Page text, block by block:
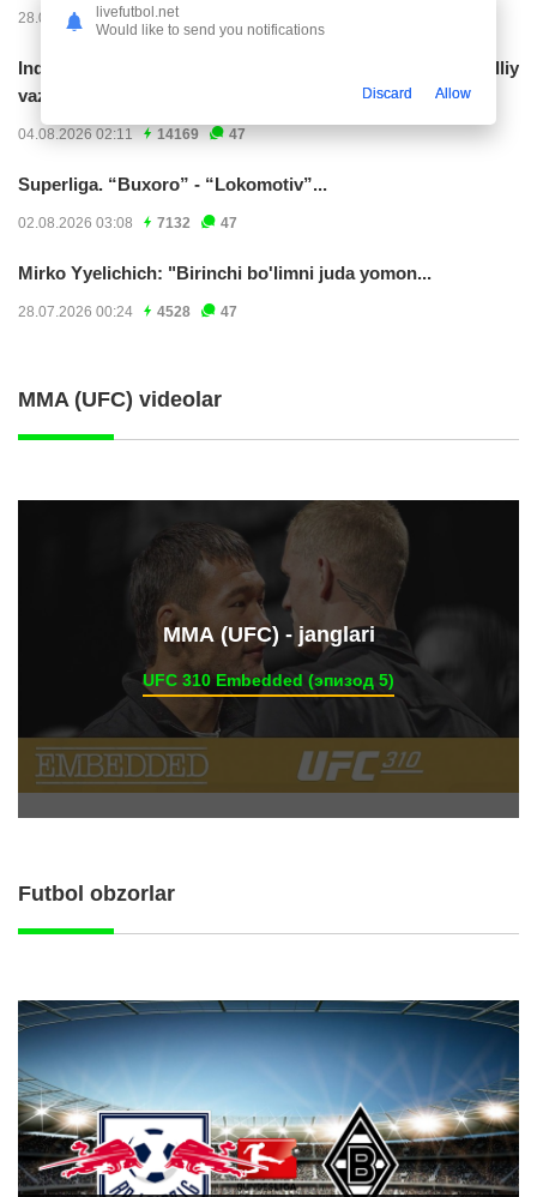
28.07.2026 01:56 17309
Indoneziya prezidenti JCH-2030ga chiqishni umummilliy
vazifa deb...
04.08.2026 02:11 14169 47
Superliga. “Buxoro” - “Lokomotiv”...
02.08.2026 03:08 7132 47
Mirko Yyelichich: "Birinchi bo'limni juda yomon...
28.07.2026 00:24 4528 47
MMA (UFC) videolar
ММА (UFC) - janglari
UFC 310 Embedded (эпизод 5)
Futbol obzorlar
livefutbol.net
Would like to send you notifications
Discard Allow